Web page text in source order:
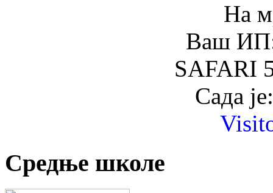
На
Ваш ИП:
SAFARI
Сада
Средње школе